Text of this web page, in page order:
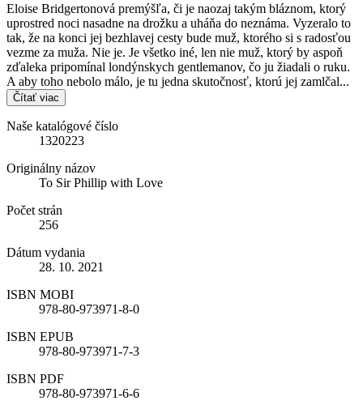
Eloise Bridgertonová premýšľa, či je naozaj takým bláznom, ktorý
uprostred noci nasadne na drožku a uháňa do neznáma. Vyzeralo to
tak, že na konci jej bezhlavej cesty bude muž, ktorého si s radosťou
vezme za muža. Nie je. Je všetko iné, len nie muž, ktorý by aspoň
zďaleka pripomínal londýnskych gentlemanov, čo ju žiadali o ruku.
A aby toho nebolo málo, je tu jedna skutočnosť, ktorú jej zamlčal...
Čítať viac
Naše katalógové číslo
1320223
Originálny názov
To Sir Phillip with Love
Počet strán
256
Dátum vydania
28. 10. 2021
ISBN MOBI
978-80-973971-8-0
ISBN EPUB
978-80-973971-7-3
ISBN PDF
978-80-973971-6-6